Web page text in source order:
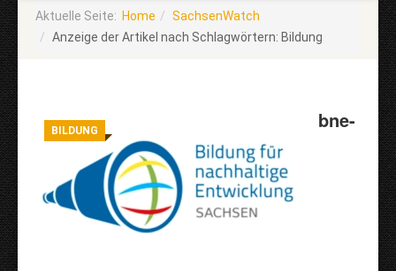
Aktuelle Seite: Home
SachsenWatch
Anzeige der Artikel nach Schlagwörtern: Bildung
BILDUNG bne-